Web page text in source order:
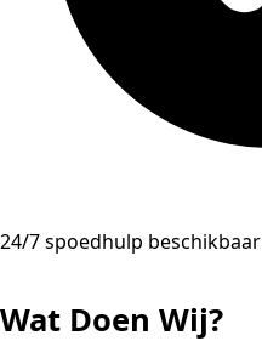
24/7 spoedhulp beschikbaar
Wat Doen Wij?